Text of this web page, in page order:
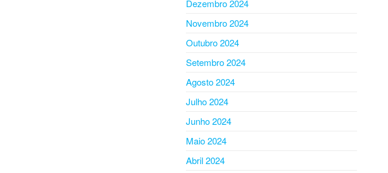
Dezembro 2024
Novembro 2024
Outubro 2024
Setembro 2024
Agosto 2024
Julho 2024
Junho 2024
Maio 2024
Abril 2024